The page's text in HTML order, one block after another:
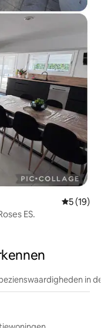
5 (19)
ES.
in